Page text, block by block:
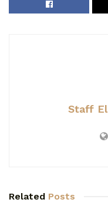
Staff
Related Posts